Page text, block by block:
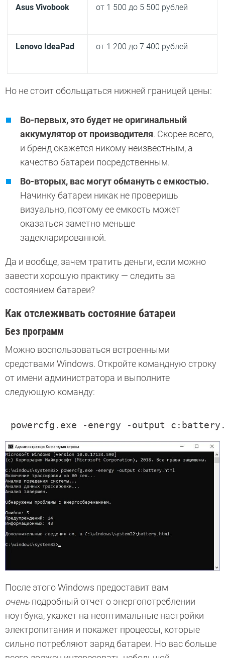
Asus Vivobook от 1 500 до 5 500 рублей
Lenovo IdeaPad от 1 200 до 7 400 рублей
Но не стоит обольщаться нижней границей цены:
Во-первых, это будет не оригинальный
аккумулятор от производителя. Скорее всего,
и бренд окажется никому неизвестным, а
качество батареи посредственным.
Во-вторых, вас могут обмануть с емкостью.
Начинку батареи никак не проверишь
визуально, поэтому ее емкость может
оказаться заметно меньше
задекларированной.
Да и вообще, зачем тратить деньги, если можно
завести хорошую практику — следить за
состоянием батареи?
Как отслеживать состояние батареи
Без программ
Можно воспользоваться встроенными
средствами Windows. Откройте командную строку
от имени администратора и выполните
следующую команду:
powercfg.exe -energy -output
После этого Windows предоставит вам
очень подробный отчет о энергопотреблении
ноутбука, укажет на неоптимальные настройки
электропитания и покажет процессы, которые
сильно потребляют заряд батареи. Но вас больше